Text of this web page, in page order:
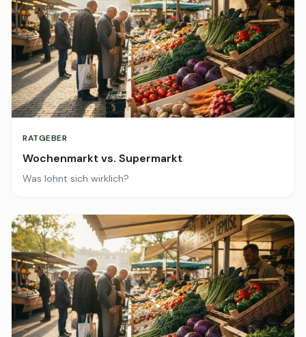
RATGEBER
Wochenmarkt vs. Supermarkt
Was lohnt sich wirklich?